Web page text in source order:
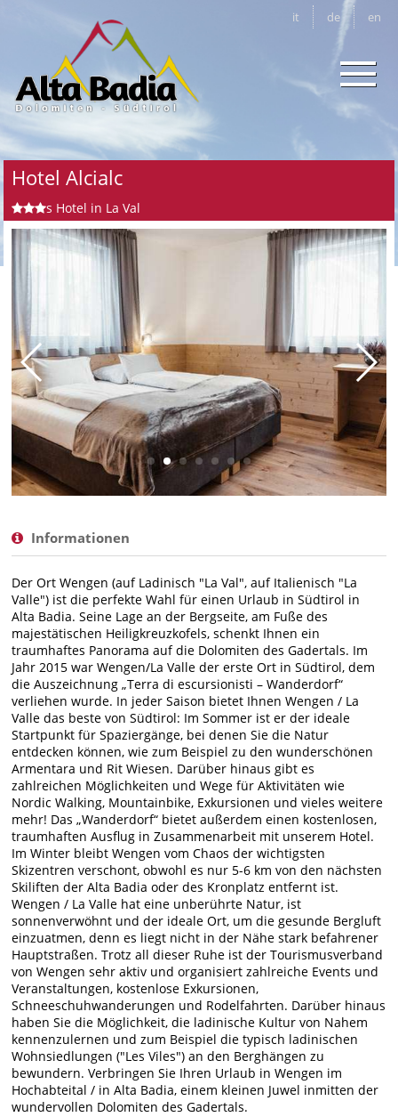
it de en
Hotel Alcialc
s Hotel in La Val
Informationen
Der Ort Wengen (auf Ladinisch "La Val", auf Italienisch "La
Valle") ist die perfekte Wahl für einen Urlaub in Südtirol in
Alta Badia. Seine Lage an der Bergseite, am Fuße des
majestätischen Heiligkreuzkofels, schenkt Ihnen ein
traumhaftes Panorama auf die Dolomiten des Gadertals. Im
Jahr 2015 war Wengen/La Valle der erste Ort in Südtirol, dem
die Auszeichnung „Terra di escursionisti – Wanderdorf“
verliehen wurde. In jeder Saison bietet Ihnen Wengen / La
Valle das beste von Südtirol: Im Sommer ist er der ideale
Startpunkt für Spaziergänge, bei denen Sie die Natur
entdecken können, wie zum Beispiel zu den wunderschönen
Armentara und Rit Wiesen. Darüber hinaus gibt es
zahlreichen Möglichkeiten und Wege für Aktivitäten wie
Nordic Walking, Mountainbike, Exkursionen und vieles weitere
mehr! Das „Wanderdorf“ bietet außerdem einen kostenlosen,
traumhaften Ausflug in Zusammenarbeit mit unserem Hotel.
Im Winter bleibt Wengen vom Chaos der wichtigsten
Skizentren verschont, obwohl es nur 5-6 km von den nächsten
Skiliften der Alta Badia oder des Kronplatz entfernt ist.
Wengen / La Valle hat eine unberührte Natur, ist
sonnenverwöhnt und der ideale Ort, um die gesunde Bergluft
einzuatmen, denn es liegt nicht in der Nähe stark befahrener
Hauptstraßen. Trotz all dieser Ruhe ist der Tourismusverband
von Wengen sehr aktiv und organisiert zahlreiche Events und
Veranstaltungen, kostenlose Exkursionen,
Schneeschuhwanderungen und Rodelfahrten. Darüber hinaus
haben Sie die Möglichkeit, die ladinische Kultur von Nahem
kennenzulernen und zum Beispiel die typisch ladinischen
Wohnsiedlungen ("Les Viles") an den Berghängen zu
bewundern. Verbringen Sie Ihren Urlaub in Wengen im
Hochabteital / in Alta Badia, einem kleinen Juwel inmitten der
wundervollen Dolomiten des Gadertals.